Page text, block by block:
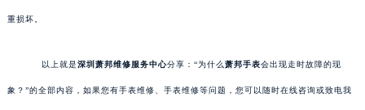
重损坏。
以上就是深圳萧邦维修服务中心分享：“为什么萧邦手表会出现走时故障的现
象？”的全部内容，如果您有手表维修、手表维修等问题，您可以随时在线咨询或致电我